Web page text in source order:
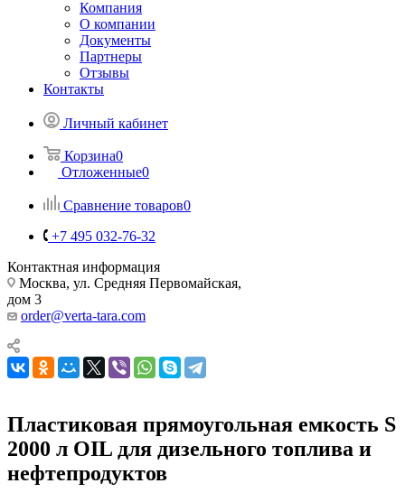
Компания
О компании
Документы
Партнеры
Отзывы
Контакты
Личный кабинет
Корзина0
Отложенные0
Сравнение товаров0
+7 495 032-76-32
Контактная информация
Москва, ул. Средняя Первомайская,
дом 3
order@verta-tara.com
Пластиковая прямоугольная емкость S
2000 л OIL для дизельного топлива и
нефтепродуктов